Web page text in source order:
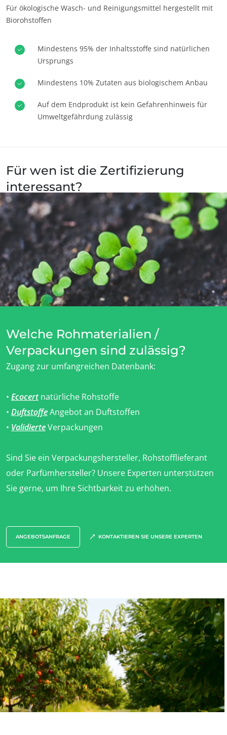
Agri-Food
Kosmetik
Wald und Holz
Haushaltsprodukte
Nachhaltige Materialien
Für ökologische Wasch- und Reinigungsmittel hergestellt mit
Biorohstoffen
Mindestens 95% der Inhaltsstoffe sind natürlichen
Ursprungs
Mindestens 10% Zutaten aus biologischem Anbau
Auf dem Endprodukt ist kein Gefahrenhinweis für
Umweltgefährdung zulässig
Für wen ist die Zertifizierung
interessant?
Grundstoffproduzenten, Hersteller von Marken von
Haushaltspflegeprodukten
Welche Rohmaterialien /
Verpackungen sind zulässig?
Zugang zur umfangreichen Datenbank:
• Ecocertnatürliche Rohstoffe
• DuftstoffeAngebot an Duftstoffen
• ValidierteVerpackungen
Sind Sie ein Verpackungshersteller, Rohstofflieferant
oder Parfümhersteller? Unsere Experten unterstützen
Sie gerne, um Ihre Sichtbarkeit zu erhöhen.
ANGEBOTSANFRAGE KONTAKTIEREN SIE UNSERE EXPERTEN